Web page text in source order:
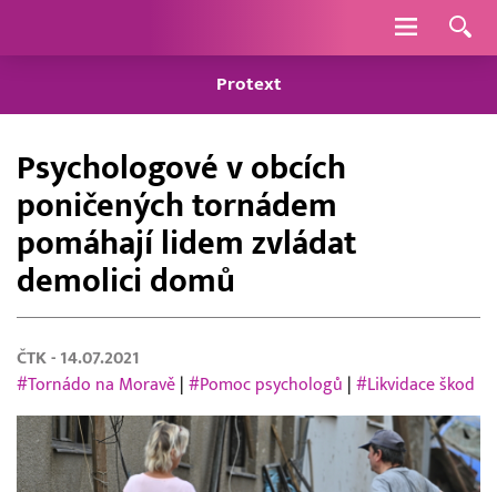
Navigace
Protext
Psychologové v obcích
poničených tornádem
pomáhají lidem zvládat
demolici domů
ČTK - 14.07.2021
#Tornádo na Moravě #Pomoc psychologů #Likvidace škod